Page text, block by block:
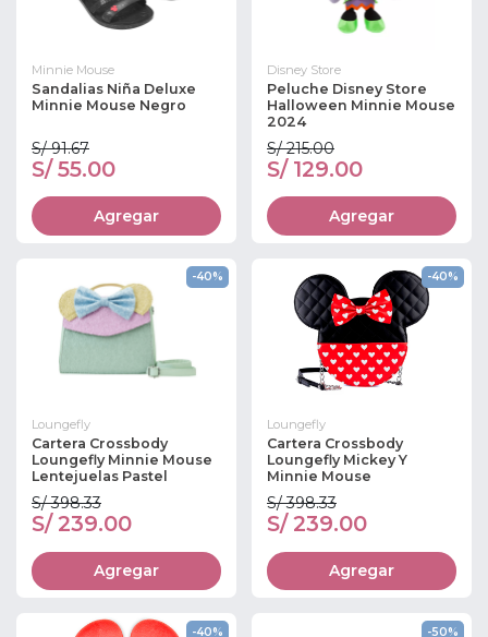
Minnie Mouse
Sandalias Niña Deluxe
Minnie Mouse Negro
S/ 91.67
S/ 55.00
Agregar
Disney Store
Peluche Disney Store
Halloween Minnie Mouse
2024
S/ 215.00
S/ 129.00
Agregar
-40%
Loungefly
Cartera Crossbody
Loungefly Minnie Mouse
Lentejuelas Pastel
S/ 398.33
S/ 239.00
Agregar
-40%
Loungefly
Cartera Crossbody
Loungefly Mickey Y
Minnie Mouse
S/ 398.33
S/ 239.00
Agregar
-40% -50%